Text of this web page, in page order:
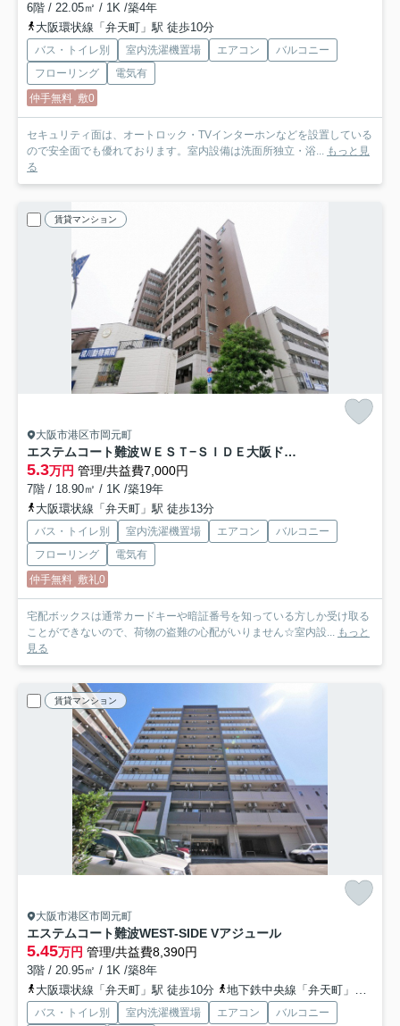
6階 / 22.05㎡ / 1K /築4年
大阪環状線「弁天町」駅 徒歩10分
バス・トイレ別 室内洗濯機置場 エアコン
バルコニー
フローリング
電気有
仲手無料 敷0
セキュリティ面は、オートロック・TVインターホンなどを設置している
ので安全面でも優れております。室内設備は洗面所独立・浴... もっと見
る
賃貸マンション
大阪市港区市岡元町
エステムコート難波ＷＥＳＴ−ＳＩＤＥ大阪ドーム前
5.3万円 管理/共益費7,000円
7階 / 18.90㎡ / 1K /築19年
大阪環状線「弁天町」駅 徒歩13分
バス・トイレ別 室内洗濯機置場 エアコン
バルコニー
フローリング
電気有
仲手無料 敷礼0
宅配ボックスは通常カードキーや暗証番号を知っている方しか受け取る
ことができないので、荷物の盗難の心配がいりません☆室内設... もっと
見る
賃貸マンション
大阪市港区市岡元町
エステムコート難波WEST-SIDE Vアジュール
5.45万円 管理/共益費8,390円
3階 / 20.95㎡ / 1K /築8年
大阪環状線「弁天町」駅 徒歩10分
地下鉄中央線「弁天町」駅 徒歩10分
バス・トイレ別 室内洗濯機置場 エアコン バルコニー